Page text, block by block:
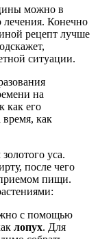
можно в
лечения. Конечно
рецепт лучше
ситуации.
на
как его
как
уса.
после чего
приемом пищи.
с помощью
лопух. Для